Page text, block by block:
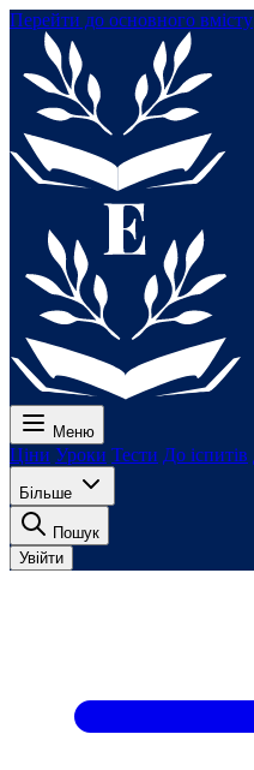
Перейти до основного вмісту
Меню
Ціни Уроки Тести До іспитів
Більше
Пошук
Увійти